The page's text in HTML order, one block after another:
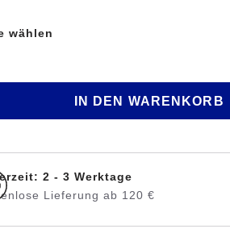
wählen
IN DEN WARENKORB
2 - 3 Werktage
Lieferung ab 120 €